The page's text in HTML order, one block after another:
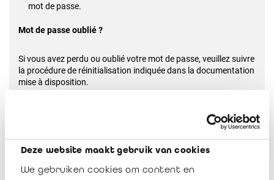
Deze website maakt gebruik van cookies
We gebruiken cookies om content en
mot de passe.
Mot de passe oublié ?
Si vous avez perdu ou oublié votre mot de passe, veuillez suivre
la procédure de réinitialisation indiquée dans la documentation
mise à disposition.
En cas de difficulté lors de la connexion ou de l’activation du
MFA, vous pouvez contacter notre support :itsupport@ibr-
ire.be .